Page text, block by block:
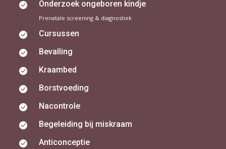
Onderzoek ongeboren kindje
Prenatale screening & diagnostiek
Cursussen
Bevalling
Kraambed
Borstvoeding
Nacontrole
Begeleiding bij miskraam
Anticonceptie